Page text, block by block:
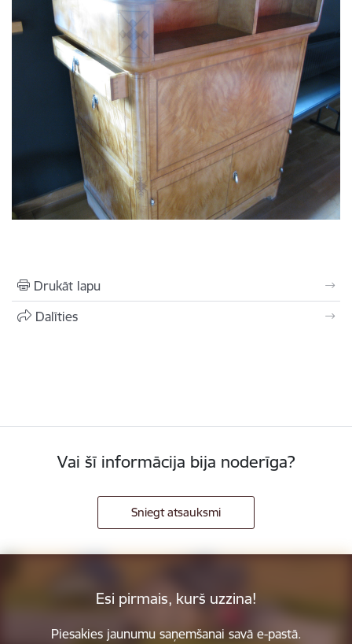
Drukāt lapu
Dalīties
Vai šī informācija bija noderīga?
Sniegt atsauksmi
Esi pirmais, kurš uzzina!
Piesakies jaunumu saņemšanai savā e-pastā.